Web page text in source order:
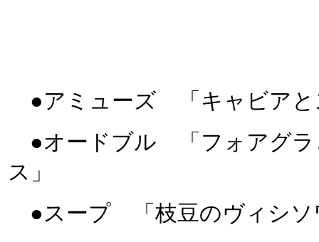
●アミューズ 「キャビアと
●オードブル 「フォアグラ
ス」
●スープ 「枝豆のヴィシ